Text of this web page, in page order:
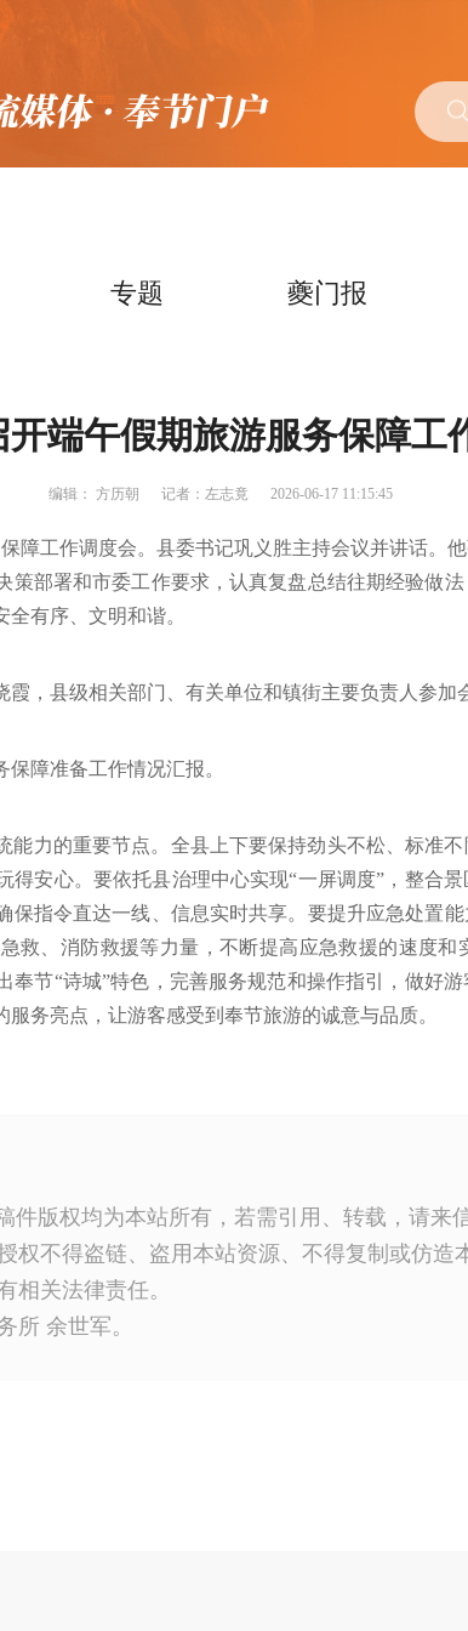
专题 夔门报
开端午假期旅游服务保障工
编辑： 方历朝 记者：左志竟 2026-06-17 11:15:45
障工作调度会。县委书记巩义胜主持会议并讲话。
策部署和市委工作要求，认真复盘总结往期经验做
有序、文明和谐。
，县级相关部门、有关单位和镇街主要负责人参加
障准备工作情况汇报。
能力的重要节点。全县上下要保持劲头不松、标准
得安心。要依托县治理中心实现“一屏调度”，整合
保指令直达一线、信息实时共享。要提升应急处置
救、消防救援等力量，不断提高应急救援的速度
节“诗城”特色，完善服务规范和操作指引，做好
务亮点，让游客感受到奉节旅游的诚意与品质。
件版权均为本站所有，若需引用、转载，请来
权不得盗链、盗用本站资源、不得复制或仿造
相关法律责任。
所 余世军。